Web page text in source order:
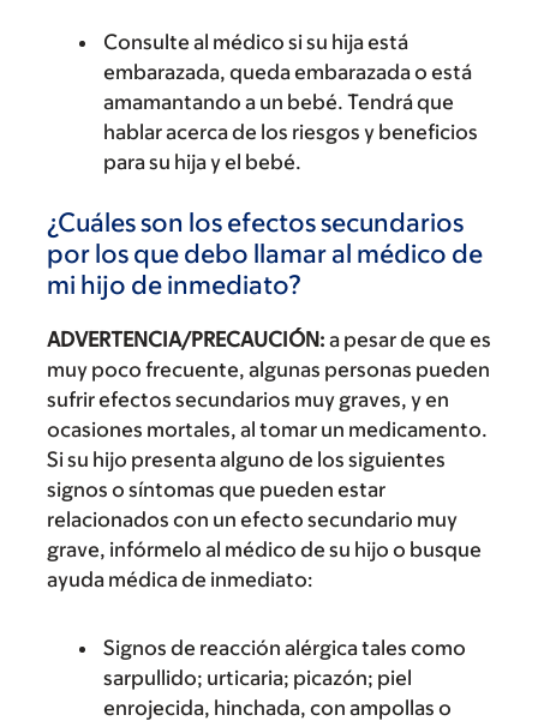
Consulte al médico si su hija está
embarazada, queda embarazada o está
amamantando a un bebé. Tendrá que
hablar acerca de los riesgos y beneficios
para su hija y el bebé.
¿Cuáles son los efectos secundarios
por los que debo llamar al médico de
mi hijo de inmediato?
ADVERTENCIA/PRECAUCIÓN: a pesar de que es
muy poco frecuente, algunas personas pueden
sufrir efectos secundarios muy graves, y en
ocasiones mortales, al tomar un medicamento.
Si su hijo presenta alguno de los siguientes
signos o síntomas que pueden estar
relacionados con un efecto secundario muy
grave, infórmelo al médico de su hijo o busque
ayuda médica de inmediato:
Signos de reacción alérgica tales como
sarpullido; urticaria; picazón; piel
enrojecida, hinchada, con ampollas o